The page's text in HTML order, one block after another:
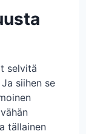
selvitä
siihen se
tällainen